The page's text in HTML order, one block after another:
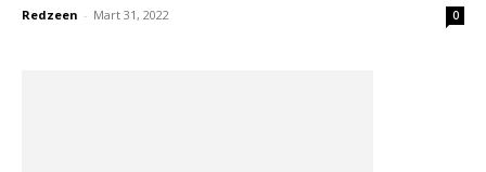
Redzeen - Mart 31, 2022 0